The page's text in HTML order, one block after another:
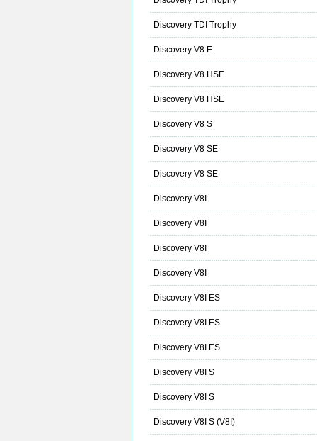
Discovery TDI Trophy
Discovery V8 E
Discovery V8 HSE
Discovery V8 HSE
Discovery V8 S
Discovery V8 SE
Discovery V8 SE
Discovery V8I
Discovery V8I
Discovery V8I
Discovery V8I
Discovery V8I ES
Discovery V8I ES
Discovery V8I ES
Discovery V8I S
Discovery V8I S
Discovery V8I S (V8I)